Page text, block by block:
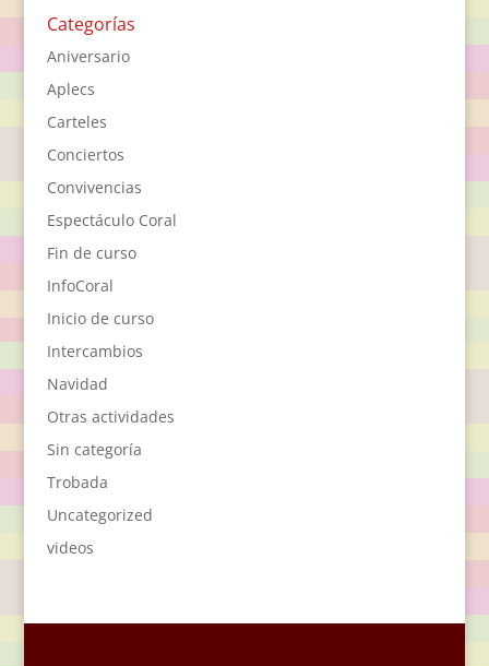
Categorías
Aniversario
Aplecs
Carteles
Conciertos
Convivencias
Espectáculo Coral
Fin de curso
InfoCoral
Inicio de curso
Intercambios
Navidad
Otras actividades
Sin categoría
Trobada
Uncategorized
videos